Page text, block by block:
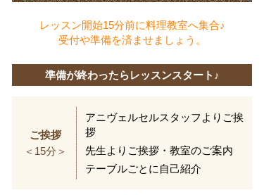
レッスン開始15分前に料理教室へ集合♪
受付や準備を済ませましょう。
準備が終わったらレッスンスタート♪
ご挨拶
＜15分＞
アニヴェルセルスタッフよりご挨
拶
先生よりご挨拶・教室のご案内
テーブルごとに自己紹介